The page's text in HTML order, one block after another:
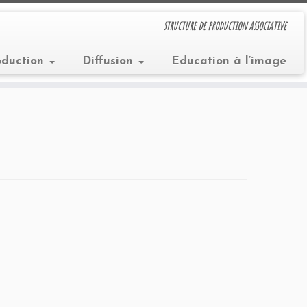
structure de production associative
Diffusion Education à l’image